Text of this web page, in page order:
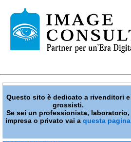
Questo sito è dedicato a rivenditori e
grossisti.
Se sei un professionista, laboratorio,
impresa o privato vai aquesta pagina